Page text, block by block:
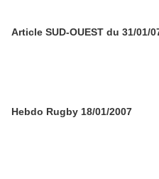
Article SUD-OUEST du 31/01/
Hebdo Rugby 18/01/2007